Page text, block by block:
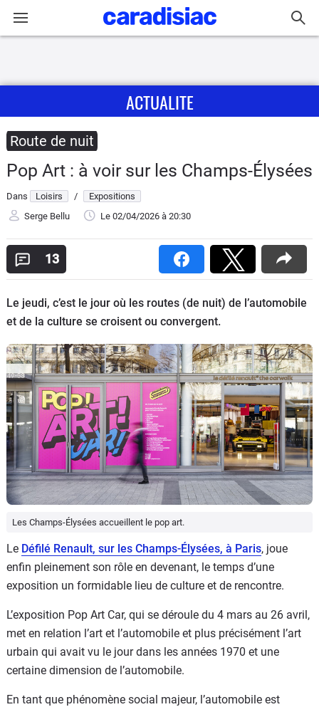
Actu
Essais
Guide
d'achat
Electriques
Utilitaires
Auto
Services
Forum
Moto
Marques
ACTUALITE
Route de nuit
Pop Art : à voir sur les Champs-Élysées
Dans Loisirs /
Expositions
Serge Bellu
Le 02/04/2026 à 20:30
13
Le jeudi, c’est le jour où les routes (de nuit) de l’automobile
et de la culture se croisent ou convergent.
Les Champs-Élysées accueillent le pop art.
Le Défilé Renault, sur les Champs-Élysées, à Paris, joue
enfin pleinement son rôle en devenant, le temps d’une
exposition un formidable lieu de culture et de rencontre.
L’exposition Pop Art Car, qui se déroule du 4 mars au 26 avril,
met en relation l’art et l’automobile et plus précisément l’art
urbain qui avait vu le jour dans les années 1970 et une
certaine dimension de l’automobile.
En tant que phénomène social majeur, l’automobile est